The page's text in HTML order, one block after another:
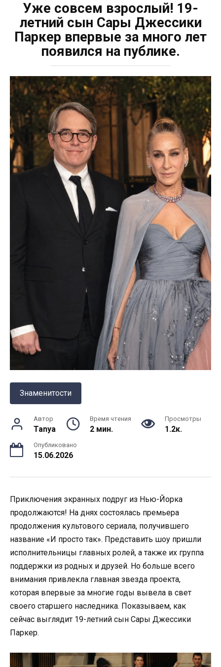
Уже совсем взрослый! 19-
летний сын Сары Джессики
Паркер впервые за много лет
появился на публике.
Знаменитости
Автор
Tanya
Время чтения
2 мин.
Просмотры
1.2к.
Опубликовано
15.06.2026
Приключения экранных подруг из Нью-Йорка
продолжаются! На днях состоялась премьера
продолжения культового сериала, получившего
название «И просто так». Представить шоу пришли
исполнительницы главных ролей, а также их группа
поддержки из родных и друзей. Но больше всего
внимания привлекла главная звезда проекта,
которая впервые за многие годы вывела в свет
своего старшего наследника. Показываем, как
сейчас выглядит 19-летний сын Сары Джессики
Паркер.